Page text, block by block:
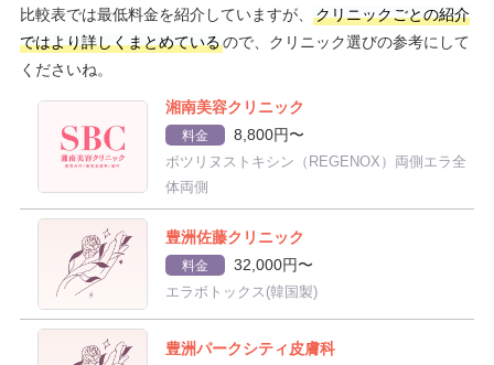
比較表では最低料金を紹介していますが、
クリニックごとの紹介
ではより詳しくまとめているので、クリニック選びの参考にして
くださいね。
湘南美容クリニック
料金 8,800円〜
ボツリヌストキシン（REGENOX）両側エラ全
体両側
豊洲佐藤クリニック
料金 32,000円〜
エラボトックス(韓国製)
豊洲パークシティ皮膚科